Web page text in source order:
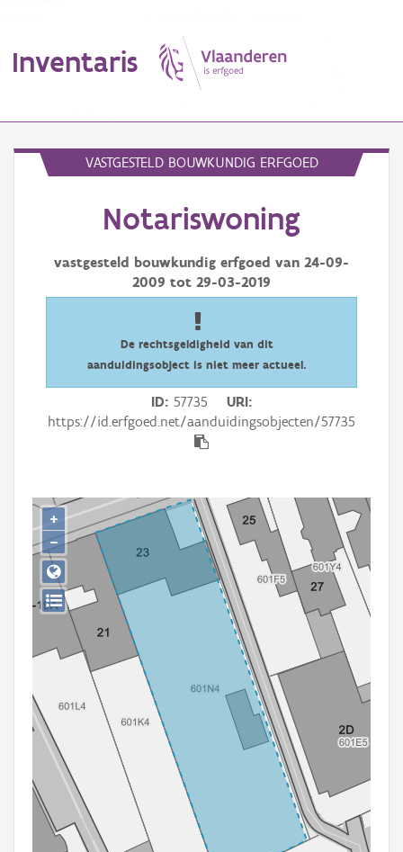
Inventaris
Aanduidingsobject
Waarneming
Persoon of collectief
Aanmelden
VASTGESTELD BOUWKUNDIG ERFGOED
Notariswoning
vastgesteld bouwkundig erfgoed van 24-09-
2009 tot 29-03-2019
De rechtsgeldigheid van dit
aanduidingsobject is niet meer actueel.
ID 57735
URI
https://id.erfgoed.net/aanduidingsobjecten/57735
+
−